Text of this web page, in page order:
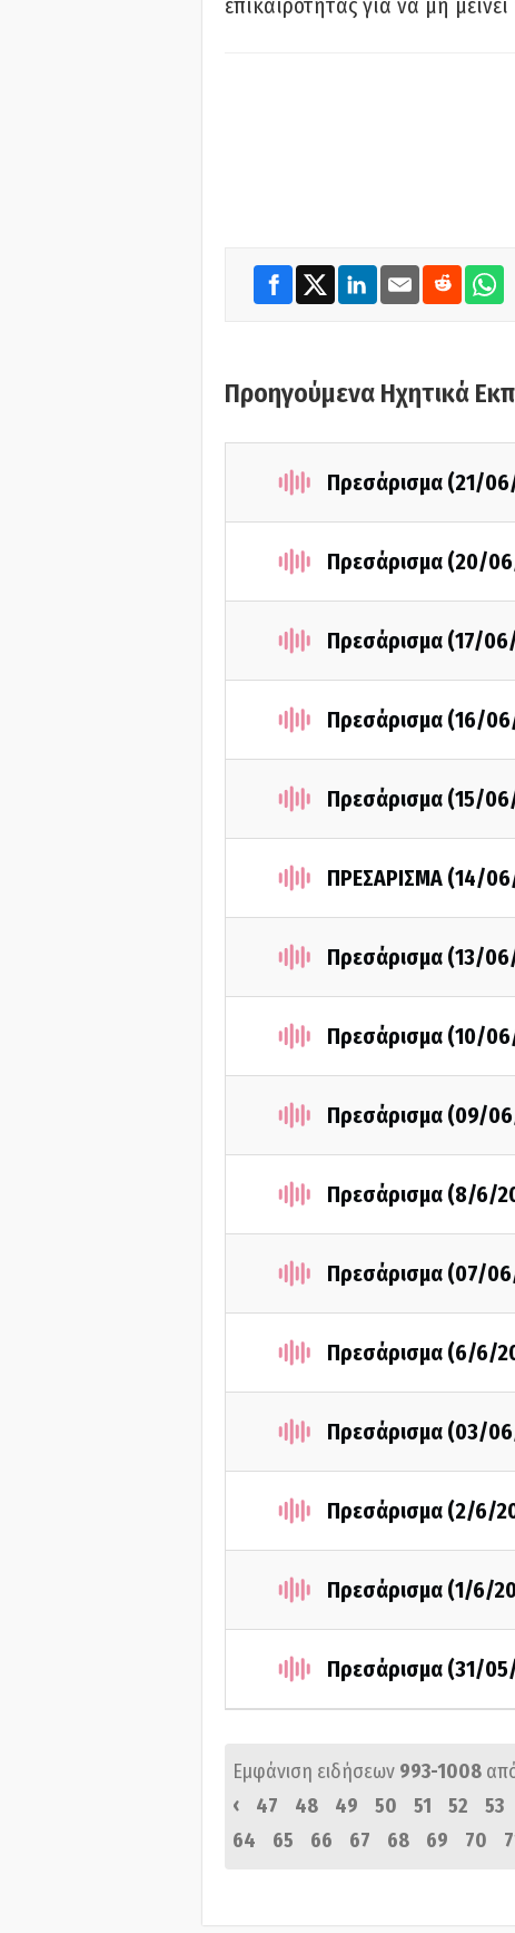
επικαιρότητας για να μη
Προηγούμενα Ηχητικά
Πρεσάρισμα (21/
Πρεσάρισμα (20/
Πρεσάρισμα (17/
Πρεσάρισμα (16/
Πρεσάρισμα (15/
ΠΡΕΣΑΡΙΣΜΑ (14/
Πρεσάρισμα (13/
Πρεσάρισμα (10/
Πρεσάρισμα (09/
Πρεσάρισμα (8/6/
Πρεσάρισμα (07/
Πρεσάρισμα (6/6/
Πρεσάρισμα (03/
Πρεσάρισμα (2/6/
Πρεσάρισμα (1/6/
Πρεσάρισμα (31/
Εμφάνιση ειδήσεων 993-1008
‹
47 48 49 50 51 52 53
64
65 66 67 68 69 70